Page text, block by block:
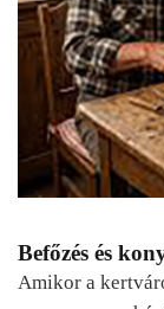
Befőzés és
Amikor a